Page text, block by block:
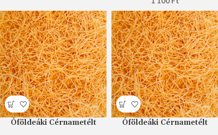
Óföldeáki Cérnametélt Óföldeáki Cérnametélt